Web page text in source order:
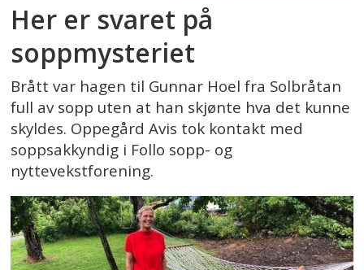
Her er svaret på
soppmysteriet
Brått var hagen til Gunnar Hoel fra Solbråtan
full av sopp uten at han skjønte hva det kunne
skyldes. Oppegård Avis tok kontakt med
soppsakkyndig i Follo sopp- og
nyttevekstforening.